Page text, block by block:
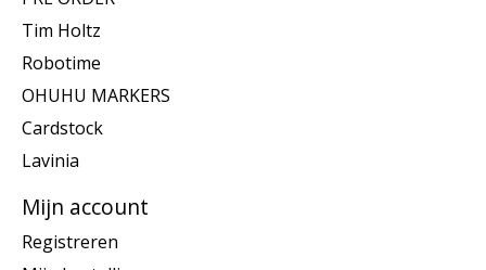
Tim Holtz
Robotime
OHUHU MARKERS
Cardstock
Lavinia
Mijn account
Registreren